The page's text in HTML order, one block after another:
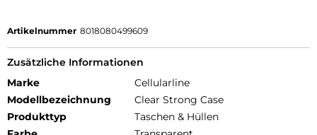
Artikelnummer 8018080499609
Zusätzliche Informationen
Marke
Cellularline
Modellbezeichnung
Clear Strong Case
Produkttyp
Taschen & Hüllen